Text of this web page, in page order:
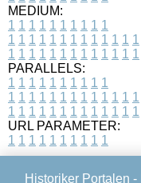
MEDIUM:
1 1 1 1 1 1 1 1 1 1
1 1 1 1 1 1 1 1 1 1 1 1 1
1 1 1 1 1 1 1 1 1 1 1 1 1
PARALLELS:
1 1 1 1 1 1 1 1 1 1
1 1 1 1 1 1 1 1 1 1 1 1 1
1 1 1 1 1 1 1 1 1 1 1 1 1
URL PARAMETER:
1 1 1 1 1 1 1 1 1 1
Historiker Portalen -